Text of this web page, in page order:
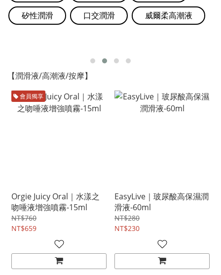
矽性潤滑 口交潤滑 威爾柔高潮液
【潤滑液/高潮液/按摩】
會員獨享
Orgie Juicy Oral｜水漾之
吻唾液增強噴霧-15ml
NT$760
NT$659
EasyLive｜玻尿酸高保濕潤
滑液-60ml
NT$280
NT$230